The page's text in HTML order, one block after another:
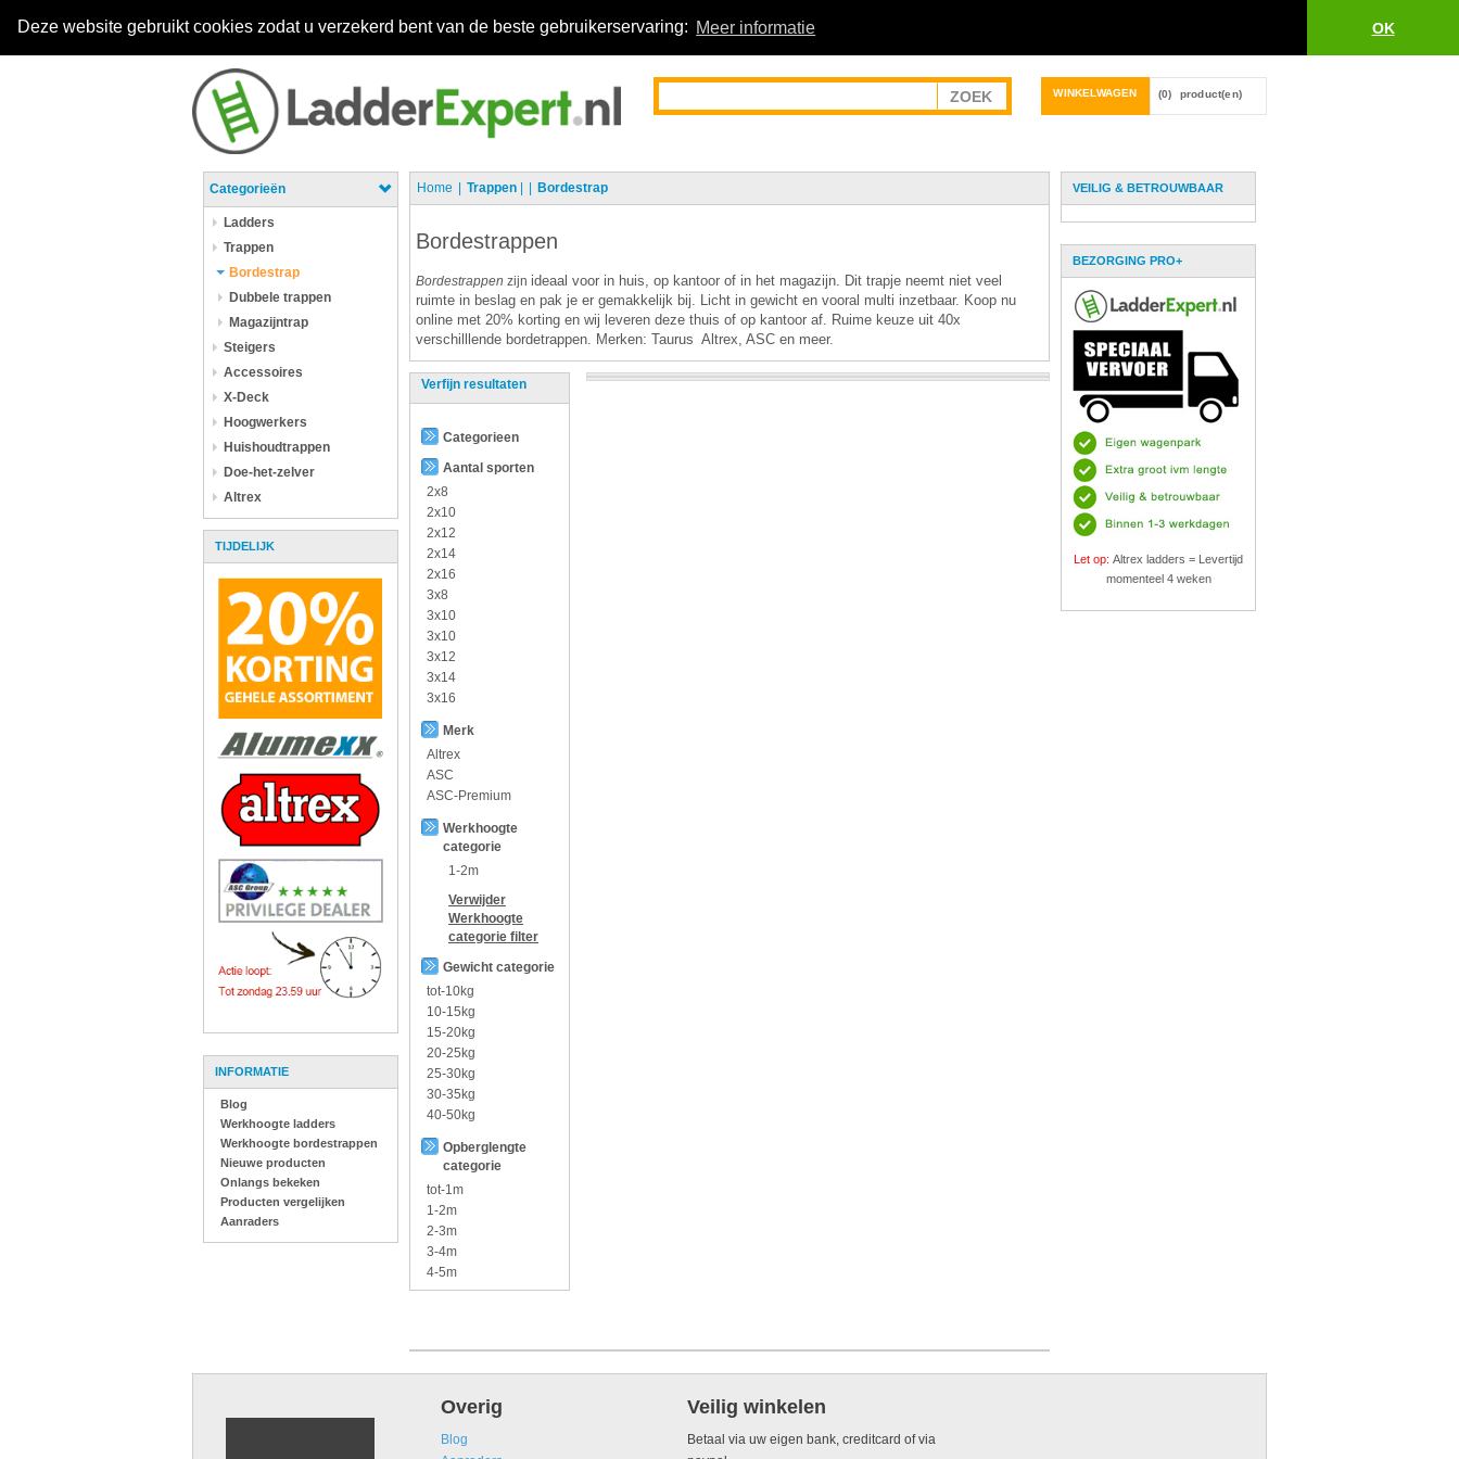
Deze website gebruikt cookies zodat u verzekerd bent van de beste gebruikerservaring: Meer informatie OK
WINKELWAGEN (0) product(en)
Categorieën
Ladders
Trappen
Bordestrap
Dubbele trappen
Magazijntrap
Steigers
Accessoires
X-Deck
Hoogwerkers
Huishoudtrappen
Doe-het-zelver
Altrex
TIJDELIJK
INFORMATIE
Blog
Werkhoogte ladders
Werkhoogte bordestrappen
Nieuwe producten
Onlangs bekeken
Producten vergelijken
Aanraders
Home Trappen Bordestrap
Bordestrappen
Bordestrappen zijn ideaal voor in huis, op kantoor of in het magazijn. Dit trapje neemt niet veel
ruimte in beslag en pak je er gemakkelijk bij. Licht in gewicht en vooral multi inzetbaar. Koop nu
online met 20% korting en wij leveren deze thuis of op kantoor af. Ruime keuze uit 40x
verschilllende bordetrappen. Merken: Taurus Altrex, ASC en meer.
Verfijn resultaten
Categorieen
Aantal sporten
2x8
2x10
2x12
2x14
2x16
3x8
3x10
3x10
3x12
3x14
3x16
Merk
Altrex
ASC
ASC-Premium
Werkhoogte
categorie
1-2m
Verwijder
Werkhoogte
categorie filter
Gewicht categorie
tot-10kg
10-15kg
15-20kg
20-25kg
25-30kg
30-35kg
40-50kg
Opberglengte
categorie
tot-1m
1-2m
2-3m
3-4m
4-5m
VEILIG & BETROUWBAAR
BEZORGING PRO+
Let op: Altrex ladders = Levertijd
momenteel 4 weken
Overig
Blog
Veilig winkelen
Betaal via uw eigen bank, creditcard of via